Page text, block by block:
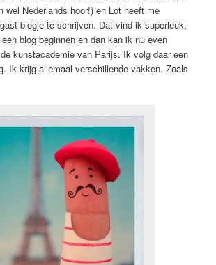
wel Nederlands hoor!) en Lot heeft me
blogje te schrijven. Dat vind ik superleuk,
blog beginnen en dan kan ik nu even
kunstacademie van Parijs. Ik volg daar een
Ik krijg allemaal verschillende vakken. Zoals